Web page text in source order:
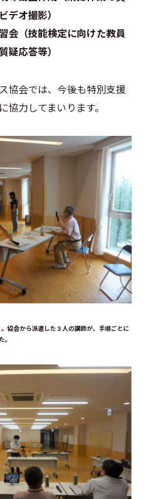
デオ撮影）
会（技能検定に向けた教員
疑応答等）
協会では、今後も特別支援
力してまいります。
協会から派遣した３人の講師が、手順ごとに
。